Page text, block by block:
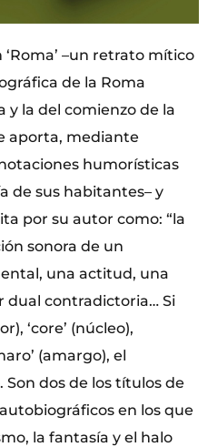
–un retrato mítico
de la Roma
y la del comienzo de la
aporta, mediante
humorísticas
de sus habitantes– y
por su autor como: “la
sonora de un
una actitud, una
dual contradictoria… Si
‘core’ (núcleo),
(amargo), el
Son dos de los títulos de
en los que
la fantasía y el halo